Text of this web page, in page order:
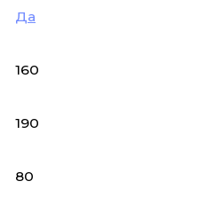
Да
160
190
80